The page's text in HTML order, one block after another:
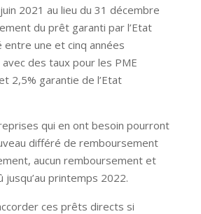
2021 au lieu du 31 décembre
du prêt garanti par l’Etat
une et cinq années
des taux pour les PME
2,5% garantie de l’Etat
qui en ont besoin pourront
différé de remboursement
aucun remboursement et
jusqu’au printemps 2022.
ces prêts directs si